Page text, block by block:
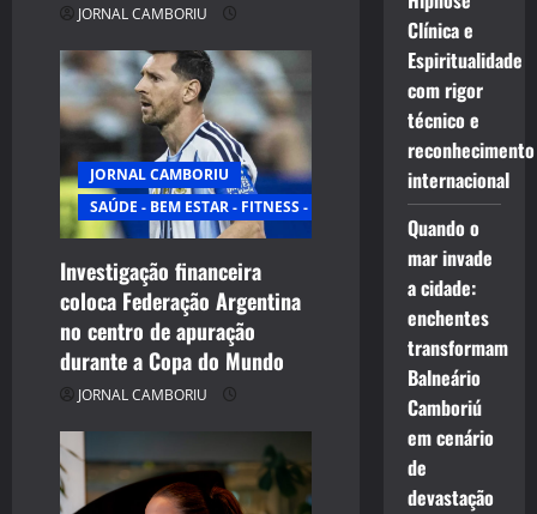
JORNAL CAMBORIU
JORNAL CAMBORIU
SAÚDE - BEM ESTAR - FITNESS - ESPORTE
Investigação financeira
coloca Federação Argentina
no centro de apuração
durante a Copa do Mundo
JORNAL CAMBORIU
Clínica e
Espiritualidade
com rigor
técnico e
reconhecimento
internacional
Quando o
mar invade
a cidade:
enchentes
transformam
Balneário
Camboriú
em cenário
de
devastação